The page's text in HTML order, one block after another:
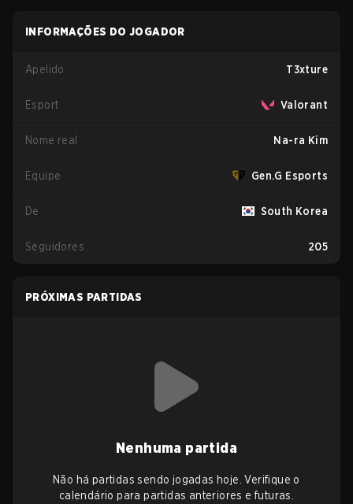
INFORMAÇÕES DO JOGADOR
Apelido T3xture
Esport Valorant
Nome real Na-ra Kim
Equipe Gen.G Esports
De South Korea
Seguidores 205
PRÓXIMAS PARTIDAS
Nenhuma partida
Não há partidas sendo jogadas hoje. Verifique o
calendário para partidas anteriores e futuras.